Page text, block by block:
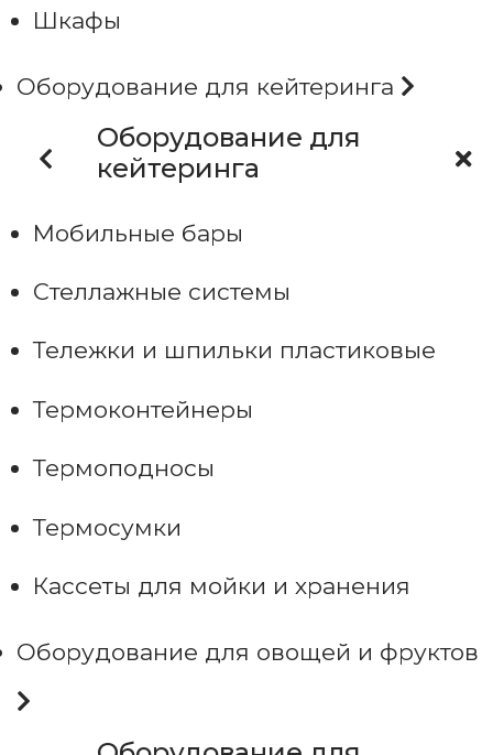
Шкафы
Оборудование для кейтеринга
Оборудование для
кейтеринга
Мобильные бары
Стеллажные системы
Тележки и шпильки пластиковые
Термоконтейнеры
Термоподносы
Термосумки
Кассеты для мойки и хранения
Оборудование для овощей и фруктов